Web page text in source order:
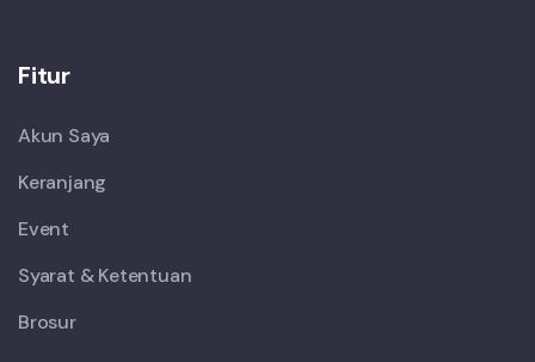
Fitur
Akun Saya
Keranjang
Event
Syarat & Ketentuan
Brosur